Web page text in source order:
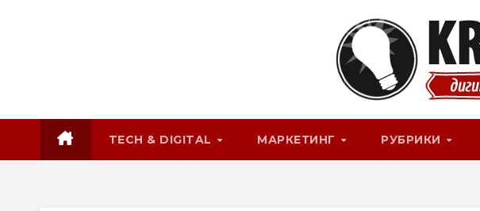
TECH & DIGITAL МАРКЕТИНГ РУБРИКИ